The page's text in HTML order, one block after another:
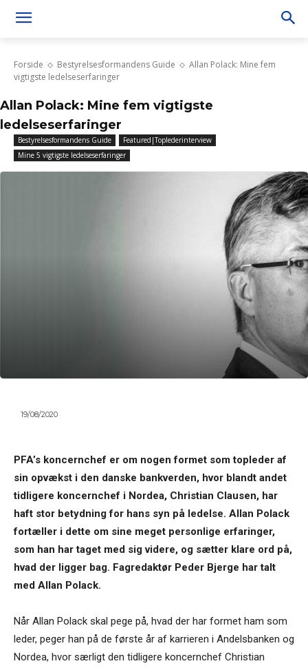
Forside Bestyrelsesformandens Guide
Allan Polack: Mine fem
vigtigste ledelseserfaringer
Allan Polack: Mine fem vigtigste
ledelseserfaringer
Bestyrelsesformandens Guide
Featured|Toplederinterview
Mine 5 vigtigste ledelseserfaringer
19/08/2020
PFA’s koncernchef er om nogen formet som topleder af
sin opvækst i den danske bankverden, hvor blandt andet
tidligere koncernchef i Nordea, Christian Clausen, har
haft stor betydning for hans syn på ledelse. Allan Polack
fortæller i dette om sine meget personlige erfaringer,
som han har taget med sig videre, og sætter klare ord på,
hvad der ligger bag. Fagredaktør Peder Bjerge har talt
med Allan Polack.
Når Allan Polack skal pege på, hvad der har formet ham som
leder, peger han på de første år af karrieren i Andelsbanken og
Nordea, hvor særligt den tidligere koncernchef Christian